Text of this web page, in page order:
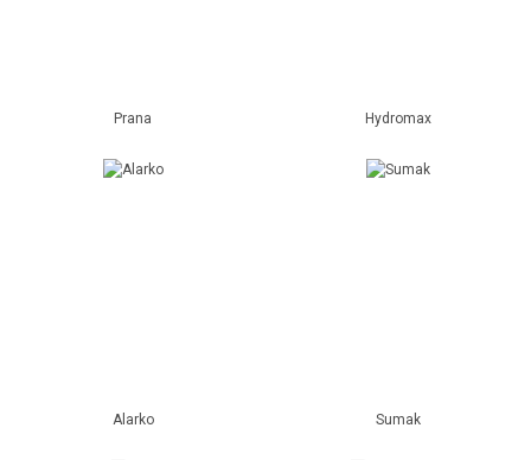
Prana Hydromax
Alarko Sumak